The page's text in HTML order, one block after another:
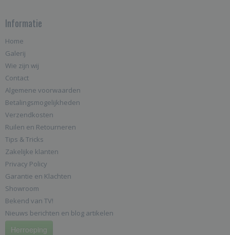
Informatie
Home
Galerij
Wie zijn wij
Contact
Algemene voorwaarden
Betalingsmogelijkheden
Verzendkosten
Ruilen en Retourneren
Tips & Tricks
Zakelijke klanten
Privacy Policy
Garantie en Klachten
Showroom
Bekend van TV!
Nieuws berichten en blog artikelen
Herroeping